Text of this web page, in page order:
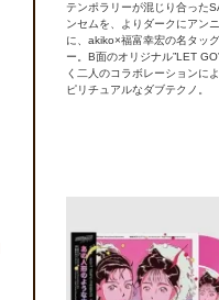
テンポラリーが混じり合った
ンセムを、よりダークにアン
に、akiko×福富幸宏の名タッ
ー。B面のオリジナル”LET
く二人のコラボレーションに
ピリチュアルなダブテクノ。